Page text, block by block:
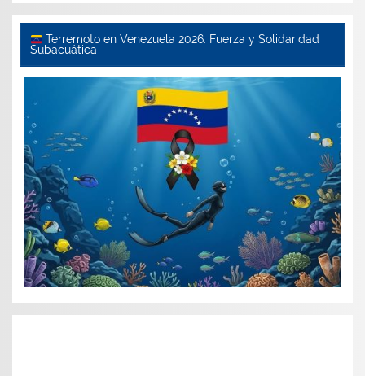
Terremoto en Venezuela 2026: Fuerza y Solidaridad
Subacuática